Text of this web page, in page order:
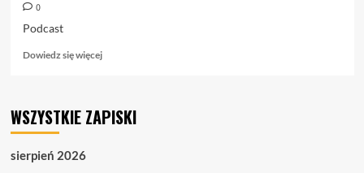
0
Podcast
Dowiedz się więcejDowiedz
4.03.
WSZYSTKIE ZAPISKI
sierpień 2026